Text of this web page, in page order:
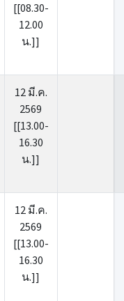
[[08.30-
12.00
น.]]
12 มี.ค.
2569
[[13.00-
16.30
น.]]
12 มี.ค.
2569
[[13.00-
16.30
น.]]